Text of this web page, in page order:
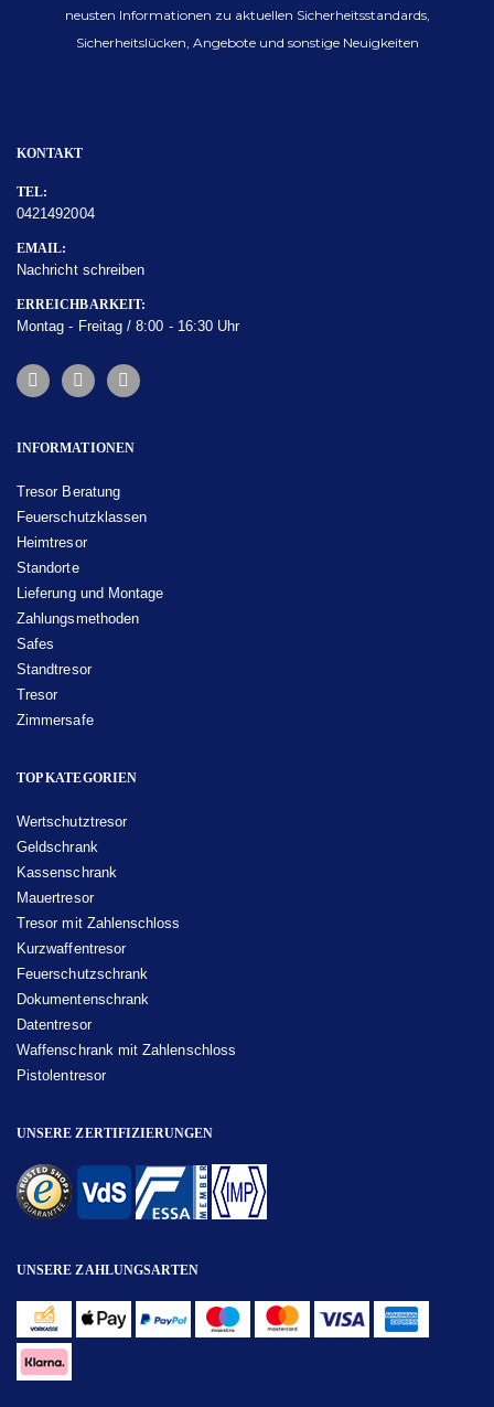
neusten Informationen zu aktuellen Sicherheitsstandards,
Sicherheitslücken, Angebote und sonstige Neuigkeiten
KONTAKT
TEL:
0421492004
EMAIL:
Nachricht schreiben
ERREICHBARKEIT:
Montag - Freitag / 8:00 - 16:30 Uhr
INFORMATIONEN
Tresor Beratung
Feuerschutzklassen
Heimtresor
Standorte
Lieferung und Montage
Zahlungsmethoden
Safes
Standtresor
Tresor
Zimmersafe
TOP KATEGORIEN
Wertschutztresor
Geldschrank
Kassenschrank
Mauertresor
Tresor mit Zahlenschloss
Kurzwaffentresor
Feuerschutzschrank
Dokumentenschrank
Datentresor
Waffenschrank mit Zahlenschloss
Pistolentresor
UNSERE ZERTIFIZIERUNGEN
UNSERE ZAHLUNGSARTEN